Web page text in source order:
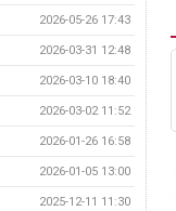
2026-05-26 17:43
2026-03-31 12:48
2026-03-10 18:40
2026-03-02 11:52
2026-01-26 16:58
2026-01-05 13:00
2025-12-11 11:30